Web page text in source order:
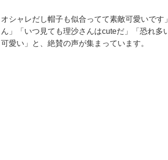
シャレだし帽子も似合ってて素敵可愛いです
」「いつ見ても理沙さんはcuteだ」「恐れ多
愛い」と、絶賛の声が集まっています。